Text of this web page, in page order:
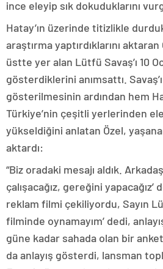
ince eleyip sık dokuduklarını
Hatay’ın üzerinde titizlikle
araştırma yaptırdıklarını
üstte yer alan Lütfü Savaş’ı 10
gösterdiklerini anımsattı.
gösterilmesinin ardından hem
Türkiye’nin çeşitli yerlerinden
yükseldiğini anlatan Özel,
aktardı:
“Biz oradaki mesajı aldık.
çalışacağız, gereğini
reklam filmi çekiliyordu, Sayın
filminde oynamayım’ dedi,
güne kadar sahada olan bir
da anlayış gösterdi, lansman